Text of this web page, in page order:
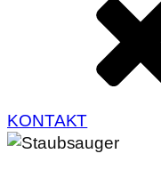
KONTAKT